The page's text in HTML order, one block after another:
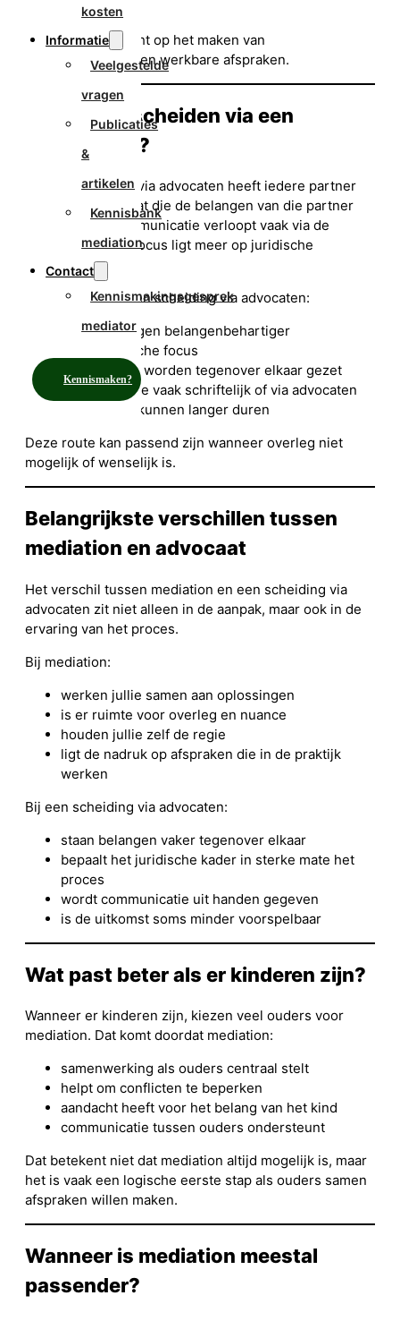
kosten
Informatie
Veelgestelde
vragen
Publicaties
&
artikelen
Kennisbank
mediation
Contact
Kennismakingsgesprek
mediator
Kennismaken?
aspecten
Mediation is gericht op het maken van
toekomstgerichte en werkbare afspraken.
Wat houdt scheiden via een
advocaat in?
Bij een scheiding via advocaten heeft iedere partner
een eigen advocaat die de belangen van die partner
behartigt. De communicatie verloopt vaak via de
advocaten en de focus ligt meer op juridische
standpunten.
Kenmerken van een scheiding via advocaten:
ieder een eigen belangenbehartiger
meer juridische focus
standpunten worden tegenover elkaar gezet
communicatie vaak schriftelijk of via advocaten
procedures kunnen langer duren
Deze route kan passend zijn wanneer overleg niet
mogelijk of wenselijk is.
Belangrijkste verschillen tussen
mediation en advocaat
Het verschil tussen mediation en een scheiding via
advocaten zit niet alleen in de aanpak, maar ook in de
ervaring van het proces.
Bij mediation:
werken jullie samen aan oplossingen
is er ruimte voor overleg en nuance
houden jullie zelf de regie
ligt de nadruk op afspraken die in de praktijk
werken
Bij een scheiding via advocaten:
staan belangen vaker tegenover elkaar
bepaalt het juridische kader in sterke mate het
proces
wordt communicatie uit handen gegeven
is de uitkomst soms minder voorspelbaar
Wat past beter als er kinderen zijn?
Wanneer er kinderen zijn, kiezen veel ouders voor
mediation. Dat komt doordat mediation:
samenwerking als ouders centraal stelt
helpt om conflicten te beperken
aandacht heeft voor het belang van het kind
communicatie tussen ouders ondersteunt
Dat betekent niet dat mediation altijd mogelijk is, maar
het is vaak een logische eerste stap als ouders samen
afspraken willen maken.
Wanneer is mediation meestal
passender?